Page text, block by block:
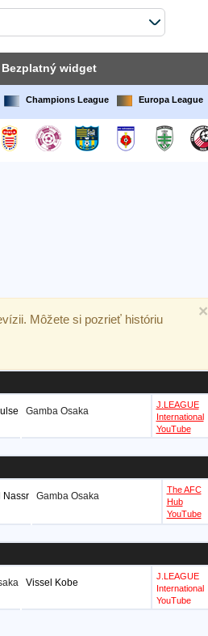
Bezplatný widget
Champions League Europa League
×
Môžete si pozrieť históriu
Gamba Osaka
J.LEAGUE
International
YouTube
Nassr Gamba Osaka
The AFC
Hub
YouTube
Vissel Kobe
J.LEAGUE
International
YouTube